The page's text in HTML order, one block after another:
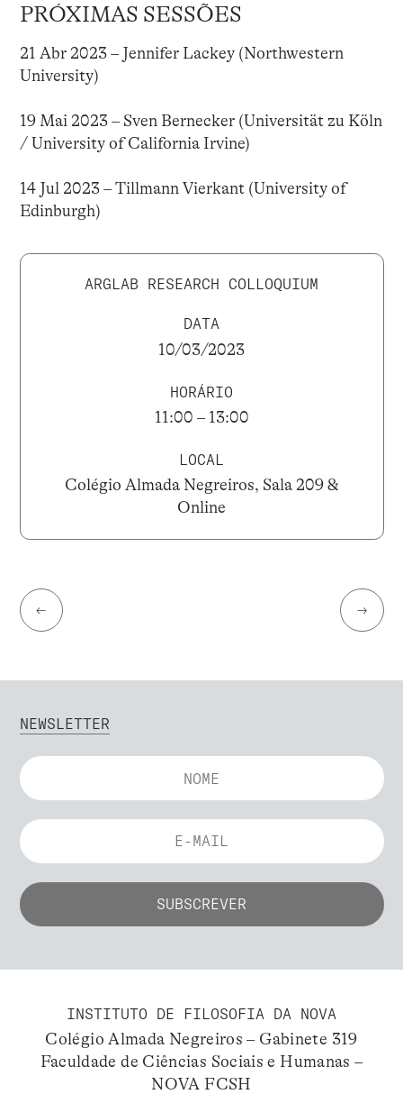
PRÓXIMAS SESSÕES
21 Abr 2023 – Jennifer Lackey (Northwestern
University)
19 Mai 2023 – Sven Bernecker (Universität zu Köln
/ University of California Irvine)
14 Jul 2023 – Tillmann Vierkant (University of
Edinburgh)
ARGLAB RESEARCH COLLOQUIUM
DATA
10/03/2023
HORÁRIO
11:00 – 13:00
LOCAL
Colégio Almada Negreiros, Sala 209 &
Online
← →
NEWSLETTER
INSTITUTO DE FILOSOFIA DA NOVA
Colégio Almada Negreiros – Gabinete 319
Faculdade de Ciências Sociais e Humanas –
NOVA FCSH